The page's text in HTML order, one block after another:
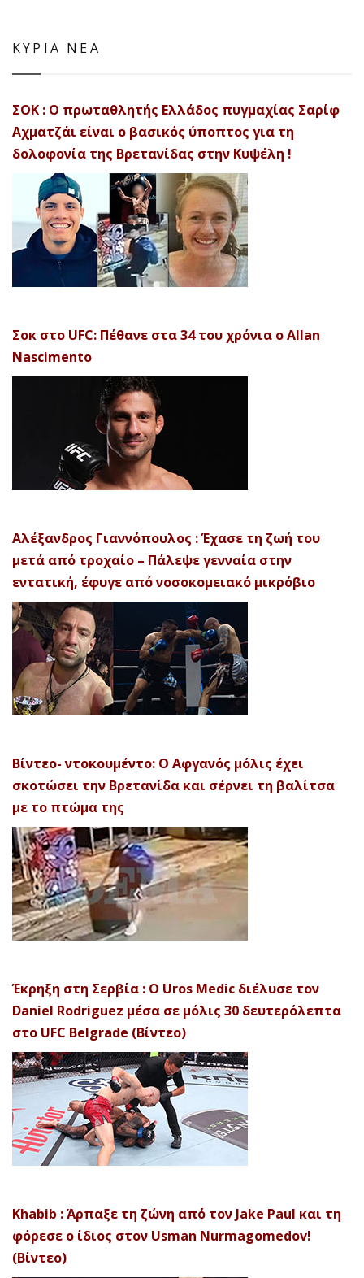
ΚΥΡΙΑ ΝΕΑ
ΣΟΚ : Ο πρωταθλητής Ελλάδος πυγμαχίας Σαρίφ
Αχματζάι είναι ο βασικός ύποπτος για τη
δολοφονία της Βρετανίδας στην Κυψέλη !
Σοκ στο UFC: Πέθανε στα 34 του χρόνια ο Allan
Nascimento
Αλέξανδρος Γιαννόπουλος : Έχασε τη ζωή του
μετά από τροχαίο – Πάλεψε γενναία στην
εντατική, έφυγε από νοσοκομειακό μικρόβιο
Βίντεο- ντοκουμέντο: Ο Αφγανός μόλις έχει
σκοτώσει την Βρετανίδα και σέρνει τη βαλίτσα
με το πτώμα της
Έκρηξη στη Σερβία : Ο Uros Medic διέλυσε τον
Daniel Rodriguez μέσα σε μόλις 30 δευτερόλεπτα
στο UFC Belgrade (Βίντεο)
Khabib : Άρπαξε τη ζώνη από τον Jake Paul και τη
φόρεσε ο ίδιος στον Usman Nurmagomedov!
(Βίντεο)